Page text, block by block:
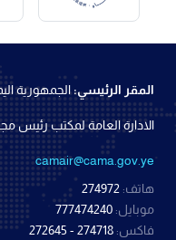
المقر الرئيسي:الجمهورية
الادارة العامة لمكتب رئيس
camair@cama.gov.ye
هاتف: 274972
موبايل: 777474240
فاكس: 274718 - 272645